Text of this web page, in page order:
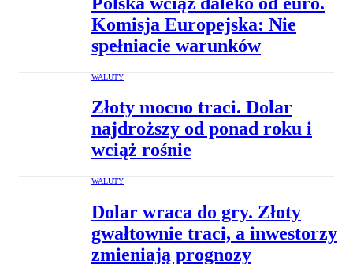
Komisja Europejska: Nie
spełniacie warunków
WALUTY
Złoty mocno traci. Dolar
najdroższy od ponad roku i
wciąż rośnie
WALUTY
Dolar wraca do gry. Złoty
gwałtownie traci, a inwestorzy
zmieniają prognozy